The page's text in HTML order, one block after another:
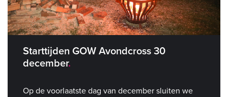
Starttijden GOW Avondcross 30
december
Op de voorlaatste dag van december sluiten we